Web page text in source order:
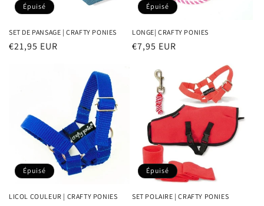
Épuisé
SET DE PANSAGE | CRAFTY PONIES
Prix
€21,95 EUR
Épuisé
LONGE| CRAFTY PONIES
Prix
€7,95 EUR
Épuisé
LICOL COULEUR | CRAFTY PONIES
Épuisé
SET POLAIRE | CRAFTY PONIES